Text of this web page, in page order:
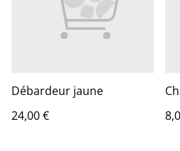
Débardeur jaune
24,00 €